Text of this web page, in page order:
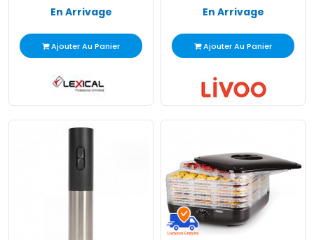
En Arrivage
Ajouter Au Panier
En Arrivage
Ajouter Au Panier